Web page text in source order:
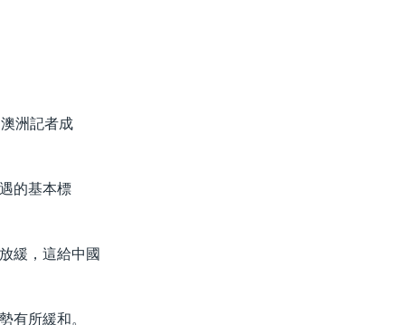
洲記者成
的基本標
緩，這給中國
有所緩和。